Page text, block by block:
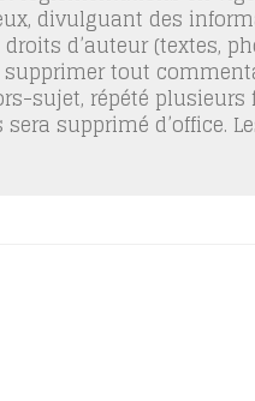
divulguant des
d’auteur (textes,
tout
sujet, répété
supprimé d’office.